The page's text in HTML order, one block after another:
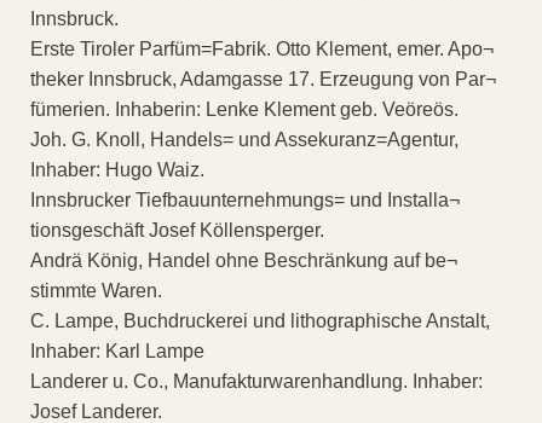
Innsbruck.
Erste Tiroler Parfüm=Fabrik. Otto Klement, emer. Apo¬
theker Innsbruck, Adamgasse 17. Erzeugung von Par¬
fümerien. Inhaberin: Lenke Klement geb. Veöreös.
Joh. G. Knoll, Handels= und Assekuranz=Agentur,
Inhaber: Hugo Waiz.
Innsbrucker Tiefbauunternehmungs= und Installa¬
tionsgeschäft Josef Köllensperger.
Andrä König, Handel ohne Beschränkung auf be¬
stimmte Waren.
C. Lampe, Buchdruckerei und lithographische Anstalt,
Inhaber: Karl Lampe
Landerer u. Co., Manufakturwarenhandlung. Inhaber:
Josef Landerer.